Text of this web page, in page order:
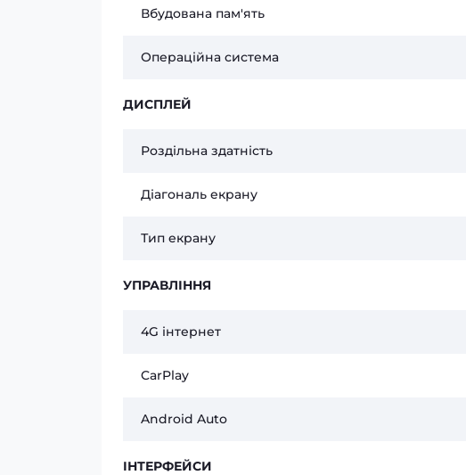
Вбудована пам'ять
Операційна система
ДИСПЛЕЙ
Роздільна здатність
Діагональ екрану
Тип екрану
УПРАВЛІННЯ
4G інтернет
CarPlay
Android Auto
ІНТЕРФЕЙСИ